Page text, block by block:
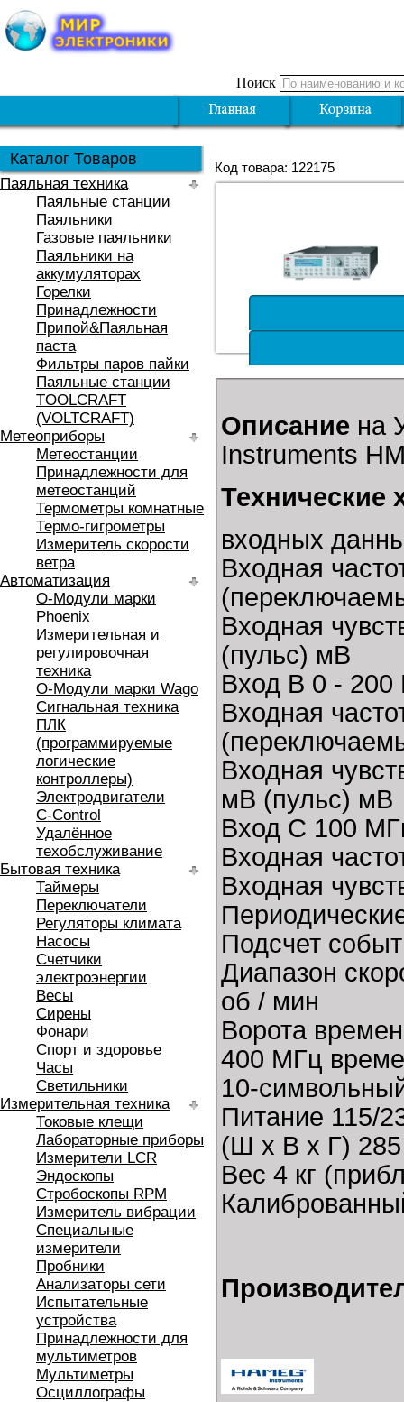
Поиск
Каталог Товаров
Паяльная техника
Паяльные станции
Паяльники
Газовые паяльники
Паяльники на
аккумуляторах
Горелки
Принадлежности
Припой&Паяльная
паста
Фильтры паров пайки
Паяльные станции
TOOLCRAFT
(VOLTCRAFT)
Метеоприборы
Метеостанции
Принадлежности для
метеостанций
Термометры комнатные
Термо-гигрометры
Измеритель скорости
ветра
Автоматизация
O-Модули марки
Phoenix
Измерительная и
регулировочная
техника
O-Модули марки Wago
Сигнальная техника
ПЛК
(программируемые
логические
контроллеры)
Электродвигатели
C-Control
Удалённое
техобслуживание
Бытовая техника
Таймеры
Переключатели
Регуляторы климата
Насосы
Счетчики
электроэнергии
Весы
Сирены
Фонари
Спорт и здоровье
Часы
Светильники
Измерительная техника
Токовые клещи
Лабораторные приборы
Измерители LCR
Эндоскопы
Стробоскопы RPM
Измеритель вибрации
Специальные
измерители
Пробники
Анализаторы сети
Испытательные
устройства
Принадлежности для
мультиметров
Мультиметры
Осциллографы
Код товара: 122175
Описание на
Instruments
Технические
входных
Входная
Входная
(пульс) мВ
Вход B 0 -
Входная
Входная
мВ (пульс) мВ
Вход C 100
Входная
Входная
Подсчет
Диапазон
об / мин
Ворота
400 МГц
10-
Питание 115/
(Ш х В х Г)
Вес 4 кг